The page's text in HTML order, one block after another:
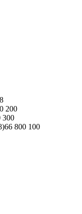
200
300
800 100